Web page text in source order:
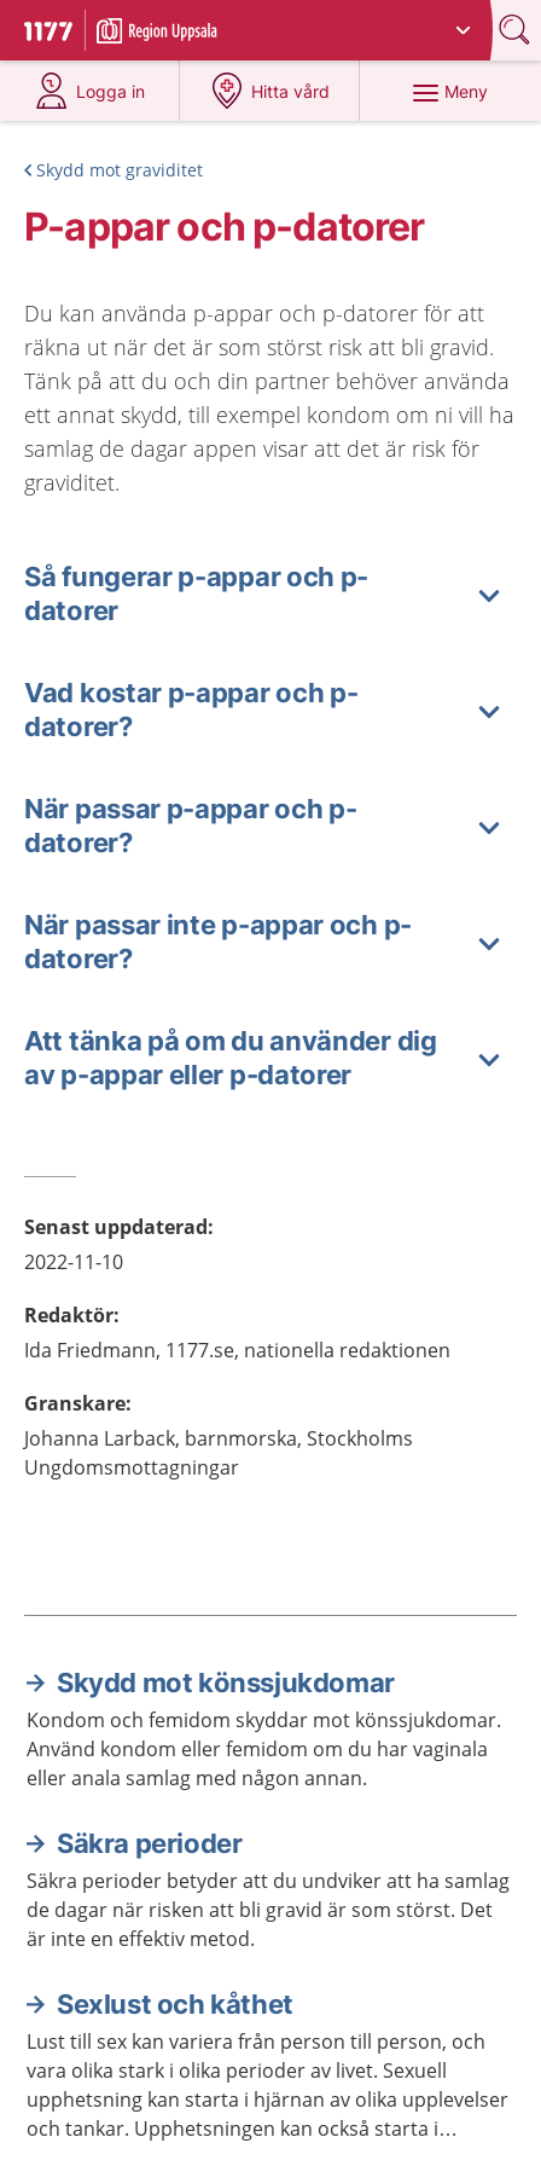
Till startsidan för 1177
Du har valt region
Logga in
på 1177.se
Hitta vård
på 1177.se
Meny
Skydd mot graviditet
P-appar och p-datorer
Du kan använda p-appar och p-datorer för att
räkna ut när det är som störst risk att bli gravid.
Tänk på att du och din partner behöver använda
ett annat skydd, till exempel kondom om ni vill ha
samlag de dagar appen visar att det är risk för
graviditet.
Så fungerar p-appar och p-
datorer
Vad kostar p-appar och p-
datorer?
När passar p-appar och p-
datorer?
När passar inte p-appar och p-
datorer?
Att tänka på om du använder dig
av p-appar eller p-datorer
Senast uppdaterad:
2022-11-10
Redaktör:
Ida Friedmann, 1177.se, nationella redaktionen
Granskare:
Johanna Larback, barnmorska, Stockholms
Ungdomsmottagningar
Aktuella artiklar
Skydd mot könssjukdomar
Kondom och femidom skyddar mot könssjukdomar.
Använd kondom eller femidom om du har vaginala
eller anala samlag med någon annan.
Säkra perioder
Säkra perioder betyder att du undviker att ha samlag
de dagar när risken att bli gravid är som störst. Det
är inte en effektiv metod.
Sexlust och kåthet
Lust till sex kan variera från person till person, och
vara olika stark i olika perioder av livet. Sexuell
upphetsning kan starta i hjärnan av olika upplevelser
och tankar. Upphetsningen kan också starta i